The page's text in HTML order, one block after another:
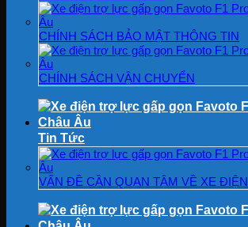
CHÍNH SÁCH BẢO MẬT THÔNG TIN
CHÍNH SÁCH VẬN CHUYỂN
Tin Tức
VẤN ĐỀ CẦN QUAN TÂM VỀ XE ĐIỆN